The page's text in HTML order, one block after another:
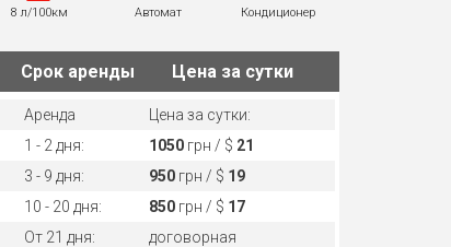
8 л/100км Автомат Кондиционер
Cрок аренды Цена за сутки
Аренда
Цена за сутки:
1 - 2 дня:
1050 грн / $ 21
3 - 9 дня:
950 грн / $ 19
10 - 20 дня:
850 грн / $ 17
От 21 дня:
договорная